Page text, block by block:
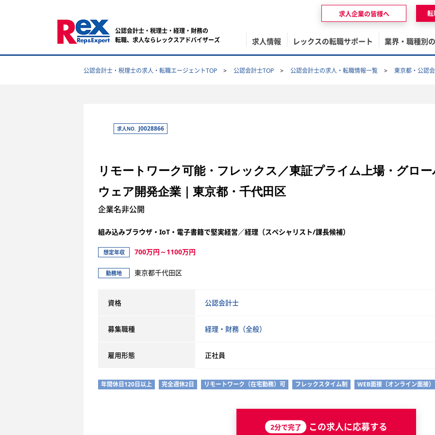
公認会計士・税理士・経理・財務の
転職、求人ならレックスアドバイザーズ
求人情報 レックスの転職サポート 業界・職種別
求人企業の皆様へ 転
公認会計士・税理士の求人・転職エージェントTOP 公認会計士TOP 公認会計士の求人・転職情報一覧 東京都・公認
求人NO. J0028866
リモートワーク可能・フレックス／東証プライム上場・グロ
ウェア開発企業｜東京都・千代田区
企業名非公開
組み込みブラウザ・IoT・電子書籍で堅実経営／経理（スペシャリスト/課長候補）
想定年収 700万円～1100万円
勤務地 東京都千代田区
資格 公認会計士
募集職種 経理・財務（全般）
雇用形態 正社員
年間休日120日以上 完全週休2日 リモートワーク（在宅勤務）可 フレックスタイム制 WEB面接（オンライン面接
2分で完了 この求人に応募する